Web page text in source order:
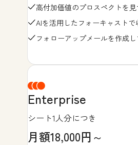
高付加価値のプロスペクトを
AIを活用したフォーキャストで
フォローアップメールを作成
Enterprise
シート1人分につき
月額18,000円～